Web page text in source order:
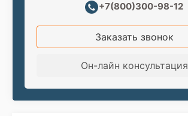
+7(800)300-98-12
Заказать звонок
Он-лайн консультация